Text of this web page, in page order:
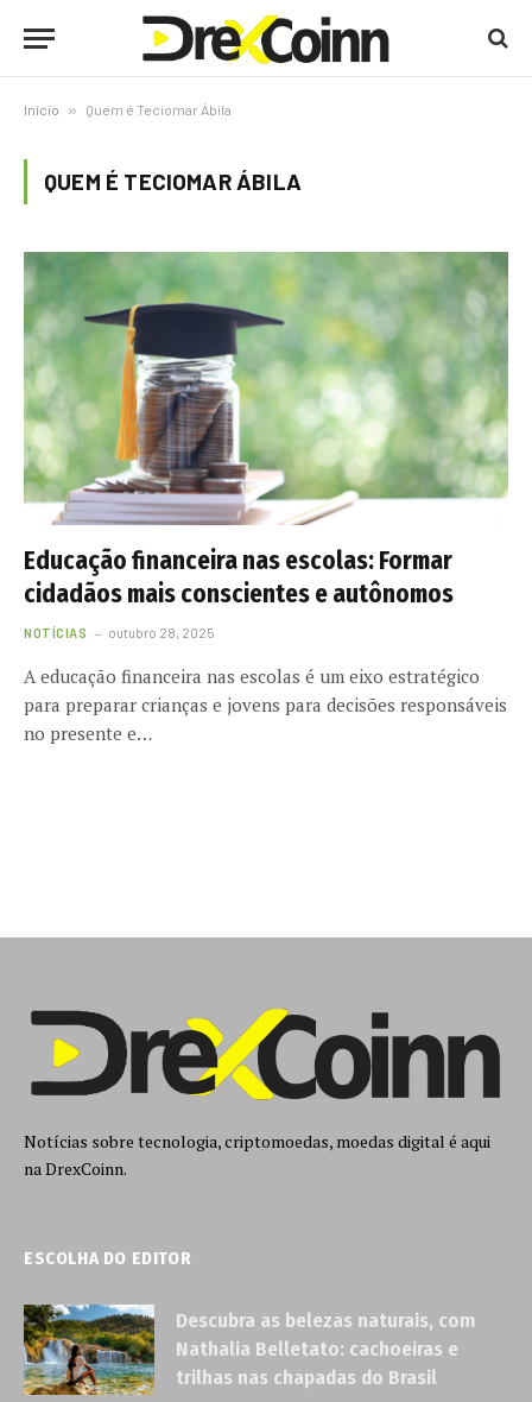
Início » Quem é Teciomar Ábila
QUEM É TECIOMAR ÁBILA
Educação financeira nas escolas: Formar
cidadãos mais conscientes e autônomos
NOTÍCIAS outubro 28, 2025
A educação financeira nas escolas é um eixo estratégico
para preparar crianças e jovens para decisões responsáveis
no presente e…
Notícias sobre tecnologia, criptomoedas, moedas digital é aqui
na DrexCoinn.
ESCOLHA DO EDITOR
Descubra as belezas naturais, com
Nathalia Belletato: cachoeiras e
trilhas nas chapadas do Brasil